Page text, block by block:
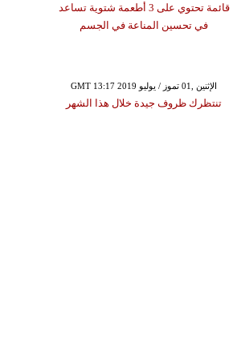
قائمة تحتوي على 3 أطعمة شتوية تساعد
في تحسين المناعة في الجسم
GMT 13:17 2019 الإثنين ,01 تموز / يوليو
تنتظرك ظروف جيدة خلال هذا الشهر